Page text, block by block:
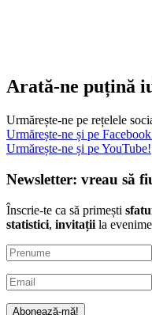
Arată-ne puțină
Urmărește-ne pe rețelele
Urmărește-ne și pe
Urmărește-ne și pe YouTube!
Newsletter: vreau să
Înscrie-te ca să primești
statistici, invitații la